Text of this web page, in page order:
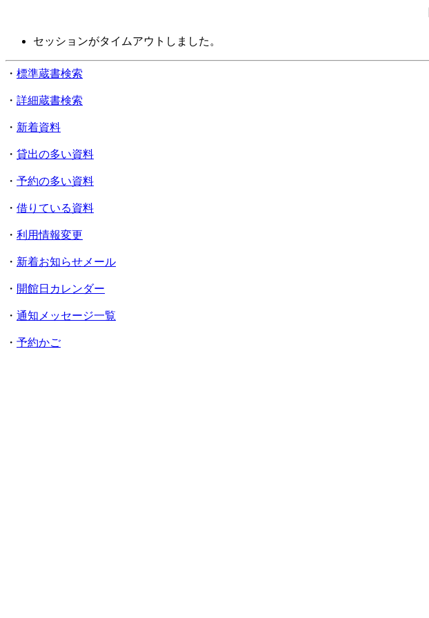
セッションがタイムアウトしました。
・ 標準蔵書検索
・ 詳細蔵書検索
・ 新着資料
・ 貸出の多い資料
・ 予約の多い資料
・ 借りている資料
・ 利用情報変更
・ 新着お知らせメール
・ 開館日カレンダー
・ 通知メッセージ一覧
・ 予約かご